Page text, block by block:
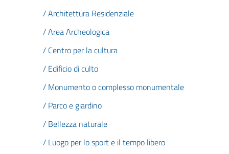
/ Architettura Residenziale
/ Area Archeologica
/ Centro per la cultura
/ Edificio di culto
/ Monumento o complesso monumentale
/ Parco e giardino
/ Bellezza naturale
/ Luogo per lo sport e il tempo libero